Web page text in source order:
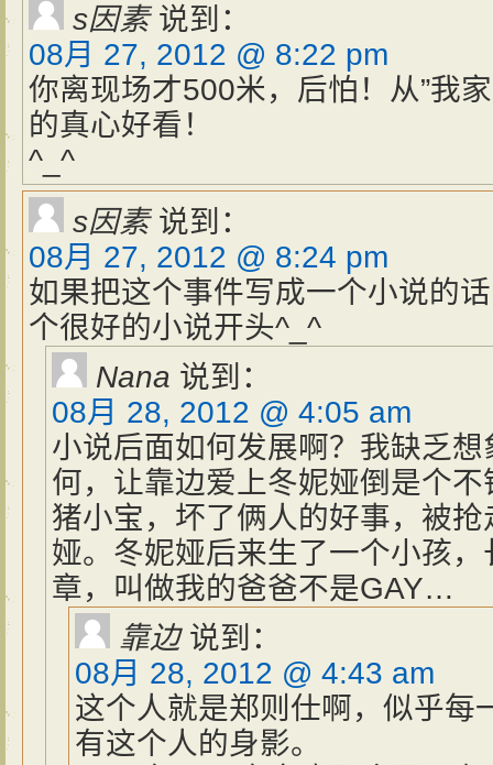
s因素 说到：
08月 27, 2012 @ 8:22 pm
你离现场才500米，后怕！从”我
的真心好看！
^_^
s因素 说到：
08月 27, 2012 @ 8:24 pm
如果把这个事件写成一个小说的
个很好的小说开头^_^
Nana 说到：
08月 28, 2012 @ 4:05 am
小说后面如何发展啊？我缺乏
何，让靠边爱上冬妮娅倒是个
猪小宝，坏了俩人的好事，被
娅。冬妮娅后来生了一个小孩
章，叫做我的爸爸不是GAY…
靠边 说到：
08月 28, 2012 @ 4:43 am
这个人就是郑则仕啊，似乎每
有这个人的身影。